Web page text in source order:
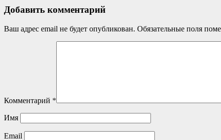
Добавить комментарий
Ваш адрес email не будет опубликован. Обязательные поля
Комментарий *
Имя
Email